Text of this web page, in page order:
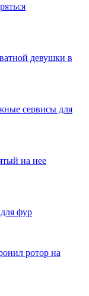
девушки в
сервисы для
на нее
фур
ротор на